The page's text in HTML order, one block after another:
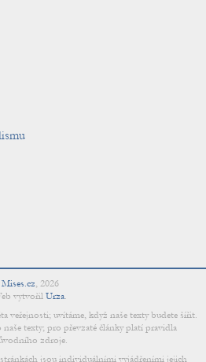
Mises.cz, 2026
vytvořil Urza.
veřejnosti; uvítáme, když naše texty budete šířit.
texty; pro převzaté články platí pravidla
zdroje.
jsou individuálními vyjádřeními jejich